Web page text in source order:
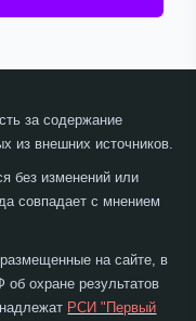
за содержание
из внешних источников.
без изменений или
совпадает с мнением
на сайте, в
об охране результатов
РСИ "Первый